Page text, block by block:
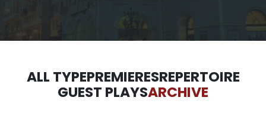
ALL TYPEPREMIERESREPERTOIRE
GUEST PLAYSARCHIVE